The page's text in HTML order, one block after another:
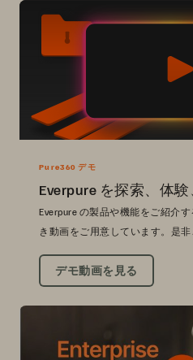
Pure360 デモ
Everpure を探索、体験
Everpure の製品や機能をご紹介
き動画をご用意しています。是非
デモ動画を見る